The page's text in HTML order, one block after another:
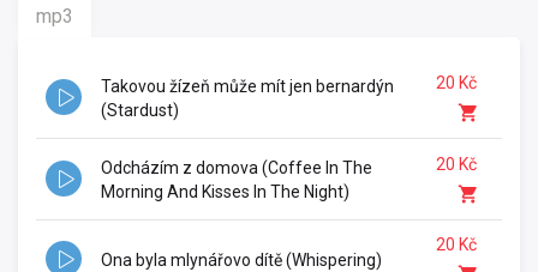
mp3
Takovou žízeň může mít jen bernardýn
(Stardust)
20 Kč
Odcházím z domova (Coffee In The
Morning And Kisses In The Night)
20 Kč
Ona byla mlynářovo dítě (Whispering)
20 Kč